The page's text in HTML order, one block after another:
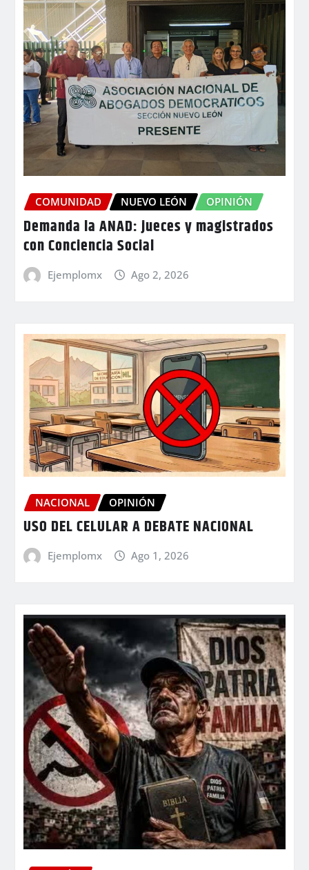
COMUNIDAD NUEVO LEÓN OPINIÓN
Demanda la ANAD: jueces y magistrados
con Conciencia Social
Ejemplomx Ago 2, 2026
NACIONAL OPINIÓN
USO DEL CELULAR A DEBATE NACIONAL
Ejemplomx Ago 1, 2026